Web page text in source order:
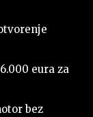
eura za
bez